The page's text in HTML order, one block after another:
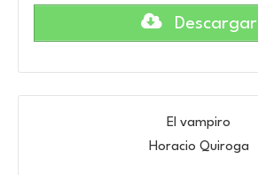
Descargar
El vampiro
Horacio Quiroga